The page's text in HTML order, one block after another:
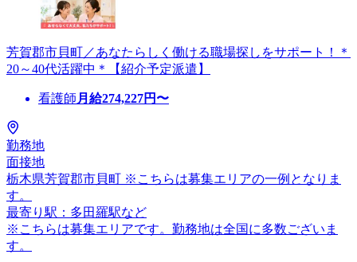
芳賀郡市貝町／あなたらしく働ける職場探しをサポート！＊
20～40代活躍中＊【紹介予定派遣】
看護師 月給274,227円〜
勤務地
面接地
栃木県芳賀郡市貝町 ※こちらは募集エリアの一例となりま
す。
最寄り駅：多田羅駅など
※こちらは募集エリアです。勤務地は全国に多数ございま
す。